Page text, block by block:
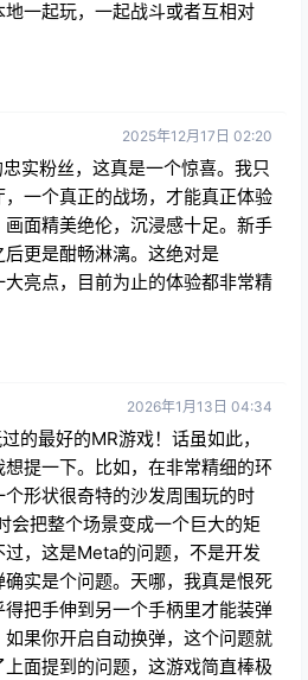
一起玩，一起战斗或者互相对
2025年12月17日 02:20
实粉丝，这真是一个惊喜。我只
一个真正的战场，才能真正体验
面精美绝伦，沉浸感十足。新手
更是酣畅淋漓。这绝对是
大亮点，目前为止的体验都非常精
2026年1月13日 04:34
的最好的MR游戏！话虽如此，
提一下。比如，在非常精细的环
形状很奇特的沙发周围玩的时
会把整个场景变成一个巨大的矩
，这是Meta的问题，不是开发
实是个问题。天哪，我真是恨死
把手伸到另一个手柄里才能装弹
果你开启自动换弹，这个问题就
面提到的问题，这游戏简直棒极